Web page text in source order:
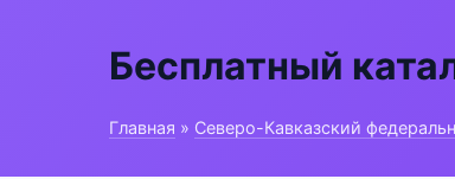
Бесплатный
Главная » Северо-Кавказский